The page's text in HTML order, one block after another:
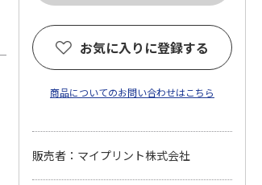
お気に入りに登録する
商品についてのお問い合わせはこちら
販売者：マイプリント株式会社